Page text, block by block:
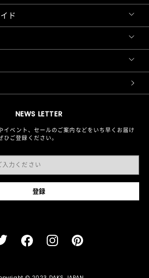
NEWS LETTER
イベント、セールのご案内などをいち早くお届け
ご登録ください。
ド